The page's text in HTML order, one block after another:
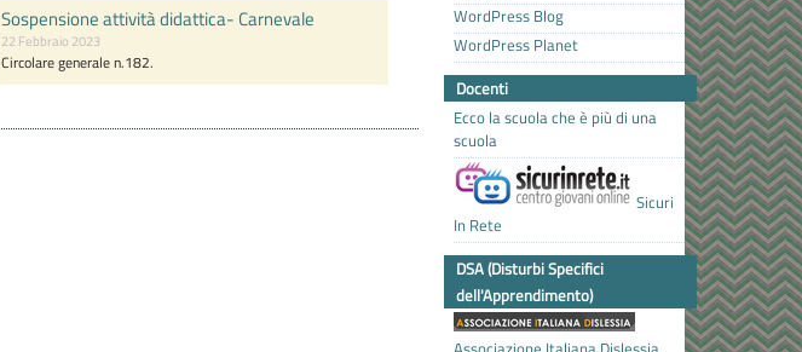
Sospensione attività didattica- Carnevale
22 Febbraio 2023
Circolare generale n.182.
WordPress Blog
WordPress Planet
Docenti
Ecco la scuola che è più di una
scuola
Sicuri
In Rete
DSA (Disturbi Specifici
dell'Apprendimento)